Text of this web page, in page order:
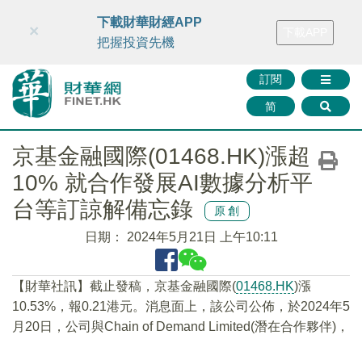
財華智庫網 FINTV FINMETA 財華證券 媒體矩陣
訂閱
简
×
下載財華財經APP
把握投資先機
京基金融國際(01468.HK)漲超
10% 就合作發展AI數據分析平
台等訂諒解備忘錄
原創
日期： 2024年5月21日 上午10:11
【財華社訊】截止發稿，京基金融國際(01468.HK)漲
10.53%，報0.21港元。消息面上，該公司公佈，於2024年5
月20日，公司與Chain of Demand Limited(潛在合作夥伴)，